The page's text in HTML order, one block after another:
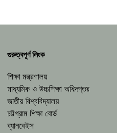
গুরুত্বপূর্ণ লিংক
শিক্ষা মন্ত্রণালয়
মাধ্যমিক ও উচ্চশিক্ষা অধিদপ্তর
জাতীয় বিশ্ববিদ্যালয়
চট্টগ্রাম শিক্ষা বোর্ড
ব্যানবেইস